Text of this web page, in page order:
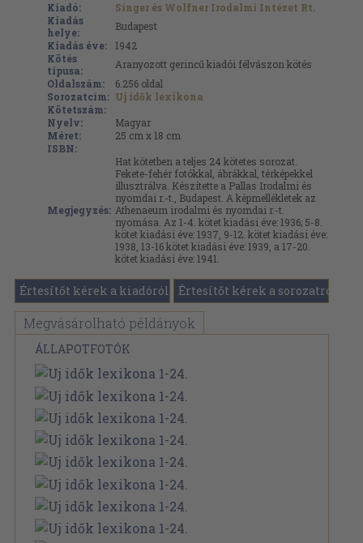
Kiadó:
Singer és Wolfner Irodalmi Intézet Rt.
Kiadás
helye:
Budapest
Kiadás éve:
1942
Kötés
típusa:
Aranyozott gerincű kiadói félvászon kötés
Oldalszám:
6.256 oldal
Sorozatcím: Uj idők lexikona
Kötetszám:
Nyelv:
Magyar
Méret:
25 cm x 18 cm
ISBN:
Megjegyzés:
Hat kötetben a teljes 24 kötetes sorozat.
Fekete-fehér fotókkal, ábrákkal, térképekkel
illusztrálva. Készítette a Pallas Irodalmi és
nyomdai r.-t., Budapest. A képmellékletek az
Athenaeum irodalmi és nyomdai r.-t.
nyomása. Az 1-4. kötet kiadási éve: 1936; 5-8.
kötet kiadási éve: 1937, 9-12. kötet kiadási éve:
1938, 13-16 kötet kiadási éve: 1939, a 17-20.
kötet kiadási éve: 1941.
Értesítőt kérek a kiadóról Értesítőt kérek a sorozatról
Megvásárolható példányok
ÁLLAPOTFOTÓK